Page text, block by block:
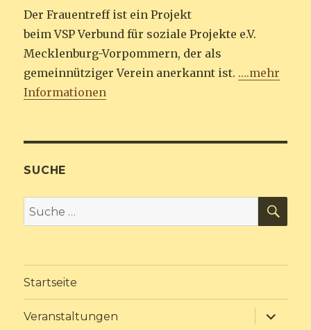
Der Frauentreff ist ein Projekt
beim VSP Verbund für soziale Projekte e.V.
Mecklenburg-Vorpommern, der als
gemeinnütziger Verein anerkannt ist. ….mehr
Informationen
SUCHE
Suche
nach:
Startseite
Veranstaltungen